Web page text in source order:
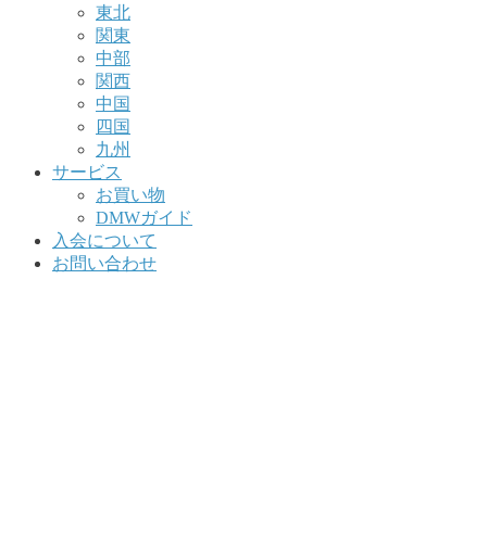
東北
関東
中部
関西
中国
四国
九州
サービス
お買い物
DMWガイド
入会について
お問い合わせ